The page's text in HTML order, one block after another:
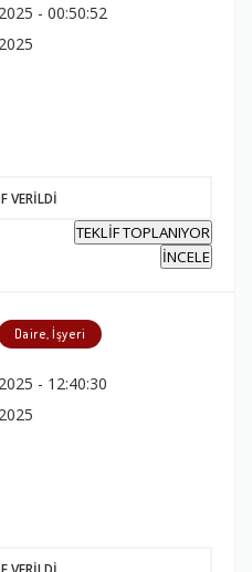
- 00:50:52
VERİLDİ
TEKLİF TOPLANIYOR
İNCELE
Daire, İşyeri
- 12:40:30
VERİLDİ